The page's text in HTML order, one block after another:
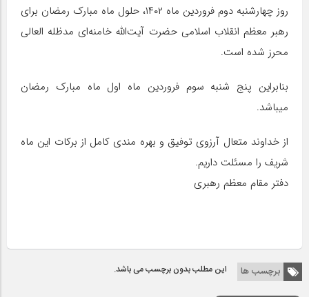
روز چهارشنبه دوم فروردین ماه ۱۴۰۲، حلول ماه مبارک رمضان برای
رهبر معظم انقلاب اسلامی حضرت آیت‌الله خامنه‌ای مدظله العالی
محرز شده است.
بنابراین پنج شنبه سوم فروردین ماه اول ماه مبارک رمضان
میباشد.
از خداوند متعال آرزوی توفیق و بهره مندی کامل از برکات این ماه
شریف را مسئلت داریم.
دفتر مقام معظم رهبری
برچسب ها این مطلب بدون برچسب می باشد.